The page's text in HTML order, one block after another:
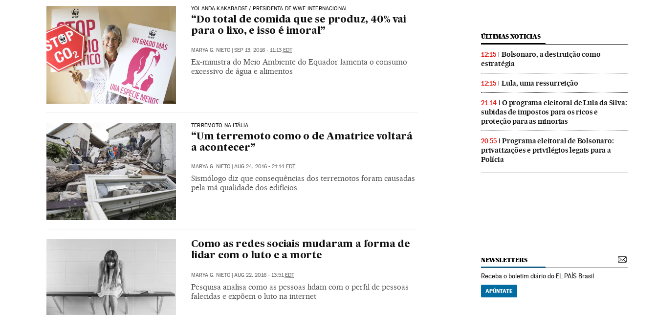
YOLANDA KAKABADSE / PRESIDENTA DE WWF INTERNACIONAL
“Do total de comida que se produz, 40% vai
para o lixo, e isso é imoral”
MARYA G. NIETO | SEP 13, 2016 - 11:13 EDT
Ex-ministra do Meio Ambiente do Equador lamenta o consumo
excessivo de água e alimentos
TERREMOTO NA ITÁLIA
“Um terremoto como o de Amatrice voltará
a acontecer”
MARYA G. NIETO AUG 24, 2016 - 21:14 EDT
Sismólogo diz que consequências dos terremotos foram causadas
pela má qualidade dos edifícios
Como as redes sociais mudaram a forma de
lidar com o luto e a morte
MARYA G. NIETO | AUG 22, 2016 - 13:51EDT
Pesquisa analisa como as pessoas lidam com o perfil de pessoas
falecidas e expõem o luto na internet
ÚLTIMAS NOTICIAS
12:15
Bolsonaro, a destruição como
estratégia
12:15 Lula, uma ressurreição
21:14
O programa eleitoral de Lula da Silva:
subidas de impostos para os ricos e
proteção para as minorias
20:55
Programa eleitoral de Bolsonaro:
privatizações e privilégios legais para a
Polícia
NEWSLETTERS
Receba o boletim diário do EL PAÍS Brasil
APÚNTATE